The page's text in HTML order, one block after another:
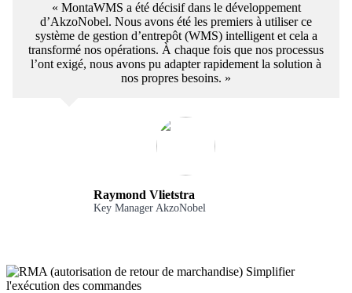
« MontaWMS a été décisif dans le développement
d’AkzoNobel. Nous avons été les premiers à utiliser ce
système de gestion d’entrepôt (WMS) intelligent et cela a
transformé nos opérations. À chaque fois que nos processus
l’ont exigé, nous avons pu adapter rapidement la solution à
nos propres besoins. »
Raymond Vlietstra
Key Manager AkzoNobel